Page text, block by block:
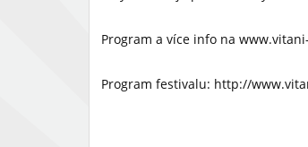
Program a více info na
Program festivalu: http://